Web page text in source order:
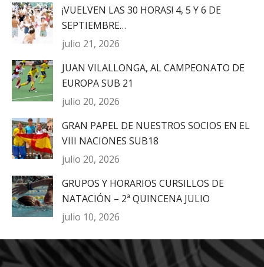
¡VUELVEN LAS 30 HORAS! 4, 5 Y 6 DE
SEPTIEMBRE…
julio 21, 2026
JUAN VILALLONGA, AL CAMPEONATO DE
EUROPA SUB 21
julio 20, 2026
GRAN PAPEL DE NUESTROS SOCIOS EN EL
VIII NACIONES SUB18
julio 20, 2026
GRUPOS Y HORARIOS CURSILLOS DE
NATACIÓN – 2ª QUINCENA JULIO
julio 10, 2026